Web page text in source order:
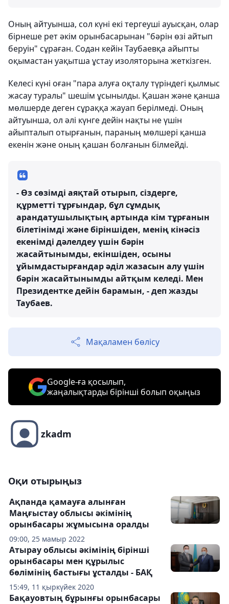
Оның айтуынша, сол күні екі тергеуші ауысқан, олар
бірнеше рет әкім орынбасарынан "бәрін өзі айтып
беруін" сұраған. Содан кейін Таубаевқа айыпты
оқымастан уақытша ұстау изоляторына жеткізген.
Келесі күні оған "пара алуға оқталу түріндегі қылмыс
жасау туралы" шешім ұсынылды. Қашан және қанша
мөлшерде деген сұраққа жауап берілмеді. Оның
айтуынша, ол әлі күнге дейін нақты не үшін
айыпталып отырғанын, параның мөлшері қанша
екенін және оның қашан болғанын білмейді.
- Өз сөзімді аяқтай отырып, сіздерге,
құрметті тұрғындар, бұл сұмдық
арандатушылықтың артында кім тұрғанын
білетінімді және біріншіден, менің кінәсіз
екенімді дәлелдеу үшін бәрін
жасайтынымды, екіншіден, осыны
ұйымдастырғандар әділ жазасын алу үшін
бәрін жасайтынымды айтқым келеді. Мен
Президентке дейін барамын, - деп жазды
Таубаев.
Мақаламен бөлісу
Google-ға қосылып,
жаңалықтарды бірінші болып оқыңыз
zkadm
Оқи отырыңыз
09:00, 25 мамыр 2022
Ақпанда қамауға алынған
Маңғыстау облысы әкімінің
орынбасары жұмысына оралды
15:49, 11 қыркүйек 2020
Атырау облысы әкімінің бірінші
орынбасары мен құрылыс
бөлімінің бастығы ұсталды - БАҚ
Бақауовтың бұрынғы орынбасары